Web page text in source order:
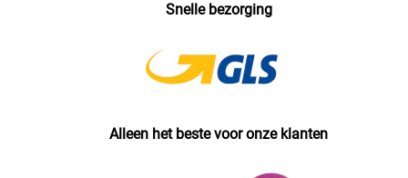
Snelle bezorging
Alleen het beste voor onze klanten